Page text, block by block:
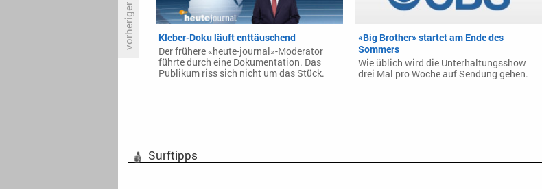
«The Last Thing He Told Me»
räumt bei AppleTV ab
Kleber-Doku läuft enttäuschend
Der frühere «heute-journal»-Moderator
führte durch eine Dokumentation. Das
Publikum riss sich nicht um das Stück.
«Big Brother» startet am Ende des
Sommers
Wie üblich wird die Unterhaltungsshow
drei Mal pro Woche auf Sendung gehen.
Surftipps